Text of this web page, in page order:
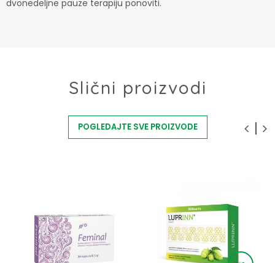
dvonedeljne pauze terapiju ponoviti.
Slični proizvodi
POGLEDAJTE SVE PROIZVODE